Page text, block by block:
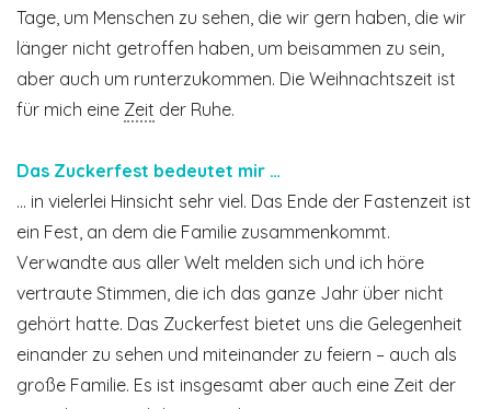
Tage, um Menschen zu sehen, die wir gern haben, die wir
länger nicht getroffen haben, um beisammen zu sein,
aber auch um runterzukommen. Die Weihnachtszeit ist
für mich eine Zeit der Ruhe.
Das Zuckerfest bedeutet mir …
… in vielerlei Hinsicht sehr viel. Das Ende der Fastenzeit ist
ein Fest, an dem die Familie zusammenkommt.
Verwandte aus aller Welt melden sich und ich höre
vertraute Stimmen, die ich das ganze Jahr über nicht
gehört hatte. Das Zuckerfest bietet uns die Gelegenheit
einander zu sehen und miteinander zu feiern – auch als
große Familie. Es ist insgesamt aber auch eine Zeit der